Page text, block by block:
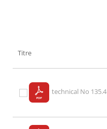
Titre
technical No 135.4